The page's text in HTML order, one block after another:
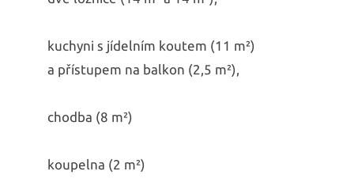
kuchyni s jídelním koutem (11 m²)
a přístupem na balkon (2,5 m²),
chodba (8 m²)
koupelna (2 m²)